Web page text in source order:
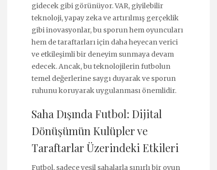
gidecek gibi görünüyor. VAR, giyilebilir
teknoloji, yapay zeka ve artırılmış gerçeklik
gibi inovasyonlar, bu sporun hem oyuncuları
hem de taraftarları için daha heyecan verici
ve etkileşimli bir deneyim sunmaya devam
edecek. Ancak, bu teknolojilerin futbolun
temel değerlerine saygı duyarak ve sporun
ruhunu koruyarak uygulanması önemlidir.
Saha Dışında Futbol: Dijital
Dönüşümün Kulüpler ve
Taraftarlar Üzerindeki Etkileri
Futbol, sadece yeşil sahalarla sınırlı bir oyun